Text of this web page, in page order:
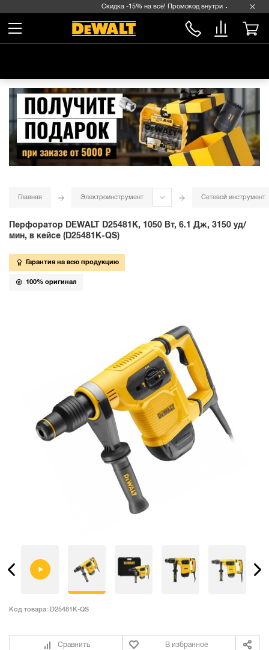
Скидка -15% на всё! Промокод внутри →
Главная Электроинструмент Сетевой инструмент
Перфоратор DEWALT D25481K, 1050 Вт, 6.1 Дж, 3150 уд/
мин, в кейсе (D25481K-QS)
Гарантия на всю продукцию
100% оригинал
Код товара: D25481K-QS
Сравнить В избранное